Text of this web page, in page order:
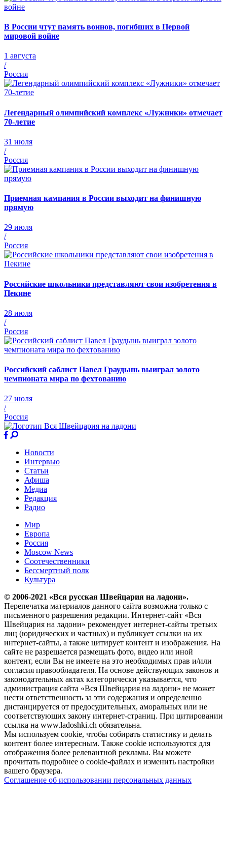
В России чтут память воинов, погибших в Первой
мировой войне
1 августа
/
Россия
Легендарный олимпийский комплекс «Лужники» отмечает
70-летие
31 июля
/
Россия
Приемная кампания в России выходит на финишную
прямую
29 июля
/
Россия
Российские школьники представляют свои изобретения в
Пекине
28 июля
/
Россия
Российский саблист Павел Граудынь выиграл золото
чемпионата мира по фехтованию
27 июля
/
Россия
Новости
Интервью
Статьи
Афиша
Медиа
Редакция
Радио
Мир
Европа
Россия
Moscow News
Соотечественники
Бессмертный полк
Культура
© 2006-2021 «Вся русская Швейцария на ладони».
Перепечатка материалов данного сайта возможна только с
письменного разрешения редакции. Интернет-сайт «Вся
Швейцария на ладони» рекомендует интернет-сайты третьих
лиц (юридических и частных) и публикует ссылки на их
интернет-сайты, а также цитирует контент и изображения. На
сайте не разрешается размещать фото, видео или иной
контент, если Вы не имеете на это необходимых прав и/или
согласия правообладателя. На основе действующих законов и
законодательных актах категорически указывается, что
администрация сайта «Вся Швейцария на ладони» не может
нести ответственность за эти содержания и определенно
дистанцируется от предосудительных, аморальных или не
соответствующих закону интернет-страниц. При цитировании
ссылка на www.ladoshki.ch обязательна.
Мы используем cookie, чтобы собирать статистику и делать
контент более интересным. Также cookie используются для
отображения более релевантной рекламы. Вы можете
прочитать подробнее о cookie-файлах и изменить настройки
вашего браузера.
Соглашение об использовании персональных данных